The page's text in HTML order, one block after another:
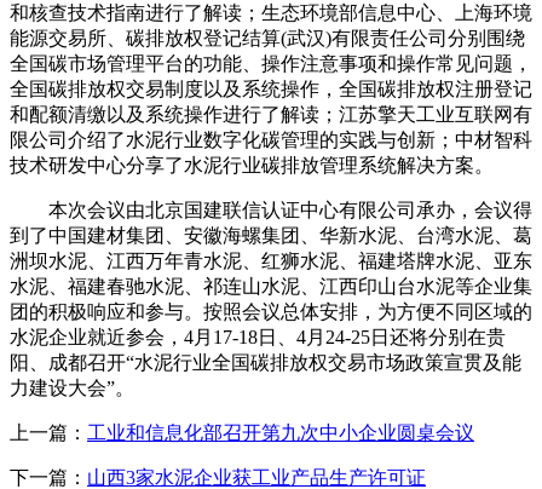
和核查技术指南进行了解读；生态环境部信息中心、上海环境
能源交易所、碳排放权登记结算(武汉)有限责任公司分别围绕
全国碳市场管理平台的功能、操作注意事项和操作常见问题，
全国碳排放权交易制度以及系统操作，全国碳排放权注册登记
和配额清缴以及系统操作进行了解读；江苏擎天工业互联网有
限公司介绍了水泥行业数字化碳管理的实践与创新；中材智科
技术研发中心分享了水泥行业碳排放管理系统解决方案。
本次会议由北京国建联信认证中心有限公司承办，会议得
到了中国建材集团、安徽海螺集团、华新水泥、台湾水泥、葛
洲坝水泥、江西万年青水泥、红狮水泥、福建塔牌水泥、亚东
水泥、福建春驰水泥、祁连山水泥、江西印山台水泥等企业集
团的积极响应和参与。按照会议总体安排，为方便不同区域的
水泥企业就近参会，4月17-18日、4月24-25日还将分别在贵
阳、成都召开“水泥行业全国碳排放权交易市场政策宣贯及能
力建设大会”。
上一篇： 工业和信息化部召开第九次中小企业圆桌会议
下一篇： 山西3家水泥企业获工业产品生产许可证